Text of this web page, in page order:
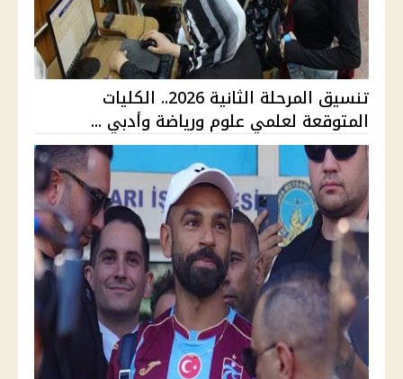
تنسيق المرحلة الثانية 2026.. الكليات
المتوقعة لعلمي علوم ورياضة وأدبي ...